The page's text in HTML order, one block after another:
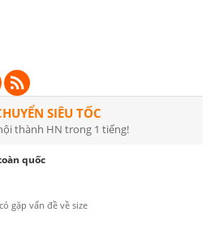
SIÊU TỐC
thành HN trong 1 tiếng!
quốc
gặp vấn đề về size